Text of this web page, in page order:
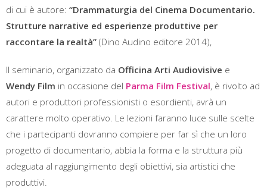
di cui è autore: “Drammaturgia del Cinema Documentario.
Strutture narrative ed esperienze produttive per
raccontare la realtà” (Dino Audino editore 2014),
Il seminario, organizzato da Officina Arti Audiovisive e
Wendy Film in occasione del Parma Film Festival, è rivolto ad
autori e produttori professionisti o esordienti, avrà un
carattere molto operativo. Le lezioni faranno luce sulle scelte
che i partecipanti dovranno compiere per far sì che un loro
progetto di documentario, abbia la forma e la struttura più
adeguata al raggiungimento degli obiettivi, sia artistici che
produttivi.